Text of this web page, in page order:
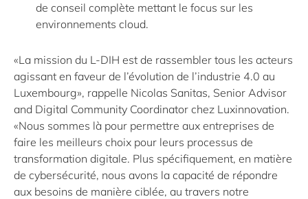
de conseil complète mettant le focus sur les
environnements cloud.
«La mission du L-DIH est de rassembler tous les acteurs
agissant en faveur de l’évolution de l’industrie 4.0 au
Luxembourg», rappelle Nicolas Sanitas, Senior Advisor
and Digital Community Coordinator chez Luxinnovation.
«Nous sommes là pour permettre aux entreprises de
faire les meilleurs choix pour leurs processus de
transformation digitale. Plus spécifiquement, en matière
de cybersécurité, nous avons la capacité de répondre
aux besoins de manière ciblée, au travers notre